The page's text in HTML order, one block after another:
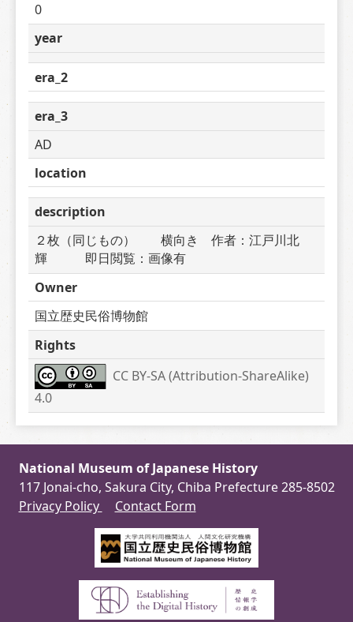
0
year
era_2
era_3
AD
location
description
２枚（同じもの）　　横向き　作者：江戸川北
輝　　　即日閲覧：画像有
Owner
国立歴史民俗博物館
Rights
CC BY-SA (Attribution-ShareAlike)
4.0
National Museum of Japanese History
117 Jonai-cho, Sakura City, Chiba Prefecture 285-8502
Privacy Policy
Contact Form